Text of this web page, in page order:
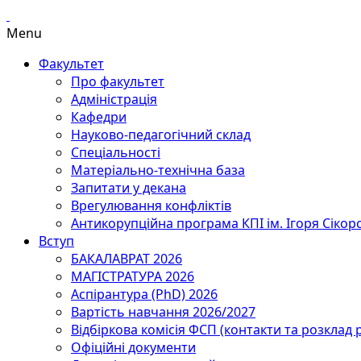
Menu
Факультет
Про факультет
Адміністрація
Кафедри
Науково-педагогічний склад
Спеціальності
Матеріально-технічна база
Запитати у декана
Врегулювання конфліктів
Антикорупційна програма КПІ ім. Ігоря
Вступ
БАКАЛАВРАТ 2026
МАГІСТРАТУРА 2026
Аспірантура (PhD) 2026
Вартість навчання 2026/2027
Відбіркова комісія ФСП (контакти та розклад
Офіційні документи